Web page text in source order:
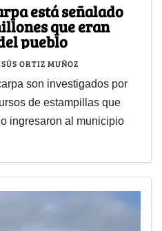
está señalado
que eran
pueblo
ORTIZ MUÑOZ
son investigados por
de estampillas que
ingresaron al municipio